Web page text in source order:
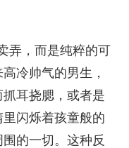
弄，而是纯粹的可
冷帅气的男生，
耳挠腮，或者是
闪烁着孩童般的
的一切。这种反